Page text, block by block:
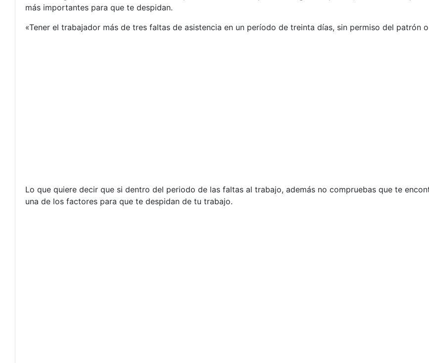
más importantes para que te despidan.
«Tener el trabajador más de tres faltas de asistencia en un período de treinta días, sin permiso del patrón
Lo que quiere decir que si dentro del periodo de las faltas al trabajo, además no compruebas que te
una de los factores para que te despidan de tu trabajo.